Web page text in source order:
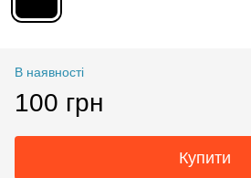
В наявності
100 грн
Купити